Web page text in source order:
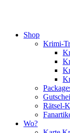
Shop
Krimi-
Rätsel-
Wo?